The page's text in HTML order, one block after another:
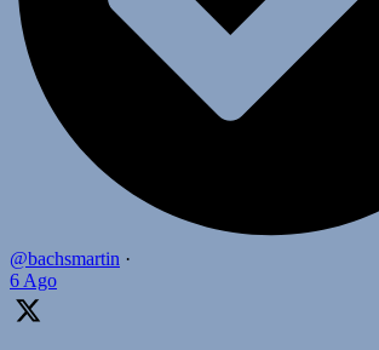
@bachsmartin ·
6 Ago